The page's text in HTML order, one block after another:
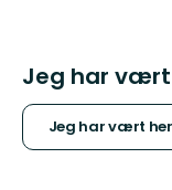
Jeg har
Jeg har vært her